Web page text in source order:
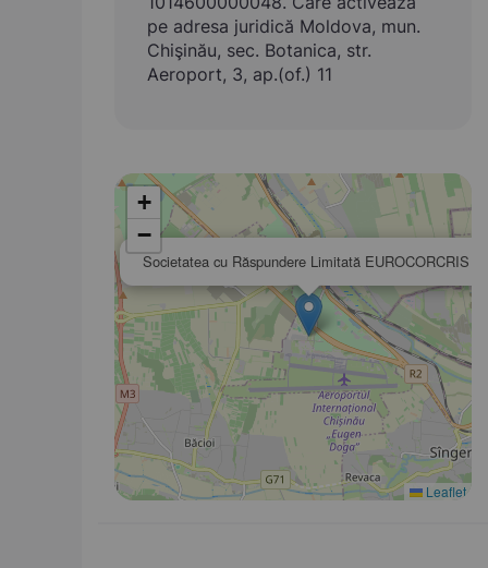
pe adresa juridică Moldova, mun.
Chişinău, sec. Botanica, str.
Aeroport, 3, ap.(of.) 11
Societatea cu Răspundere Limitată EUROCORCRIS
+
−
Leaflet